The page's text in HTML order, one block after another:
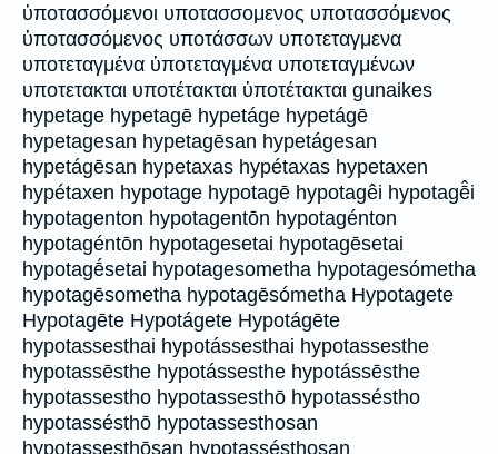
ὑποτασσόμενοι υποτασσομενος υποτασσόμενος
ὑποτασσόμενος υποτάσσων υποτεταγμενα
υποτεταγμένα ὑποτεταγμένα υποτεταγμένων
υποτετακται υποτέτακται ὑποτέτακται gunaikes
hypetage hypetagē hypetáge hypetágē
hypetagesan hypetagēsan hypetágesan
hypetágēsan hypetaxas hypétaxas hypetaxen
hypétaxen hypotage hypotagē hypotagêi hypotagē̂i
hypotagenton hypotagentōn hypotagénton
hypotagéntōn hypotagesetai hypotagēsetai
hypotagḗsetai hypotagesometha hypotagesómetha
hypotagēsometha hypotagēsómetha Hypotagete
Hypotagēte Hypotágete Hypotágēte
hypotassesthai hypotássesthai hypotassesthe
hypotassēsthe hypotássesthe hypotássēsthe
hypotassestho hypotassesthō hypotasséstho
hypotassésthō hypotassesthosan
hypotassesthōsan hypotassésthosan